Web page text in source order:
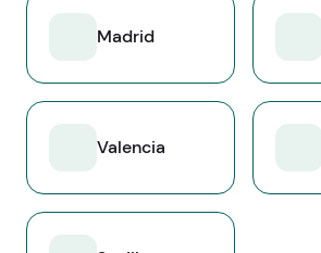
Madrid
Valencia